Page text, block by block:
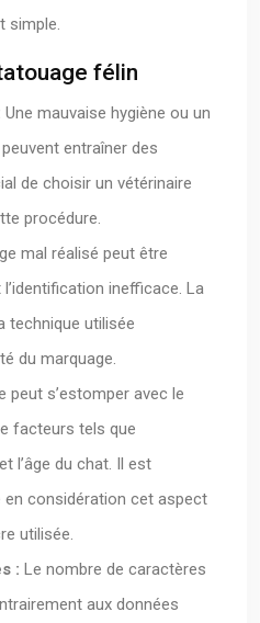
simple.
félin
Une mauvaise hygiène ou un
entraîner des
de choisir un vétérinaire
procédure.
mal réalisé peut être
inefficace. La
technique utilisée
du marquage.
peut s’estomper avec le
facteurs tels que
l’âge du chat. Il est
en considération cet aspect
utilisée.
: Le nombre de caractères
aux données